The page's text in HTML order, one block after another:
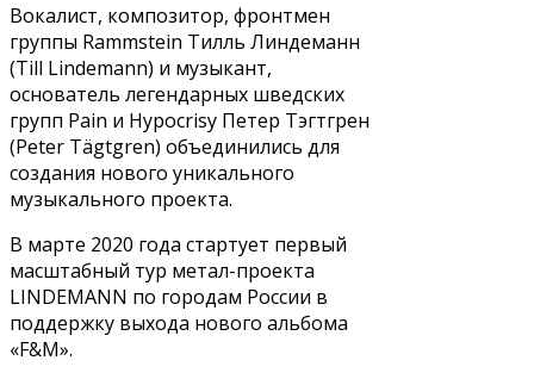
Вокалист, композитор, фронтмен
группы Rammstein Тилль Линдеманн
(Till Lindemann) и музыкант,
основатель легендарных шведских
групп Pain и Hypocrisy Петер Тэгтгрен
(Peter Tägtgren) объединились для
создания нового уникального
музыкального проекта.
В марте 2020 года стартует первый
масштабный тур метал-проекта
LINDEMANN по городам России в
поддержку выхода нового альбома
«F&M».